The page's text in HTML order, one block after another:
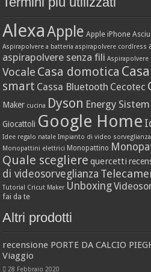
AlexaApple Apple iPhone
Aspirapolvere a batteria aspirapolvere cordlress
aspirapolvere senza fili Aspirapolvere
Vocale Casa domotica
smart Cassa Bluetooth Cecotec
Maker cucina Dyson Energy Sistem
Giocattoli Google Home
Idee regalo natale Impianto di video sorveglianza
Monopattini elettrici Monopattino
Quale scegliere quercetti
di videosorveglianza
Tutorial Cricut Maker Unboxing
fai da te
Altri prodotti
recensione PORTE DA CALCIO
Viaggio
28 Febbraio 2020